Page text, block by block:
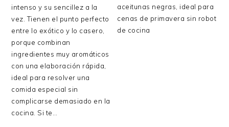
intenso y su sencillez a la
vez. Tienen el punto perfecto
entre lo exótico y lo casero,
porque combinan
ingredientes muy aromáticos
con una elaboración rápida,
ideal para resolver una
comida especial sin
complicarse demasiado en la
cocina. Si te…
aceitunas negras, ideal para
cenas de primavera sin robot
de cocina